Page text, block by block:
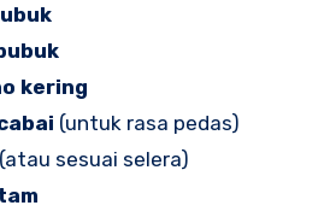
kering
(untuk rasa pedas)
(atau sesuai selera)